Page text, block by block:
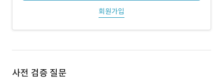
회원가입
사전 검증 질문